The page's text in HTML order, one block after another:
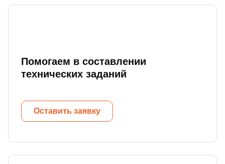
Помогаем в составлении
технических заданий
Оставить заявку